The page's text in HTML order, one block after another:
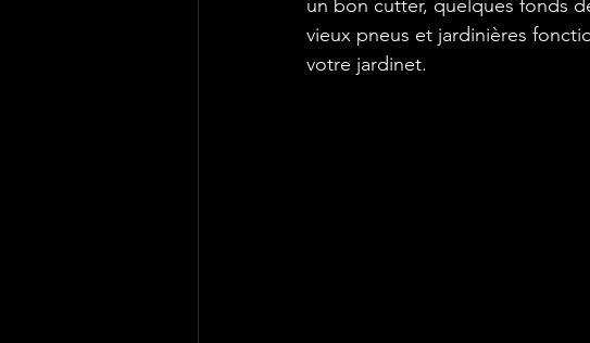
un bon cutter, quelques fonds
vieux pneus et jardinières
votre jardinet.